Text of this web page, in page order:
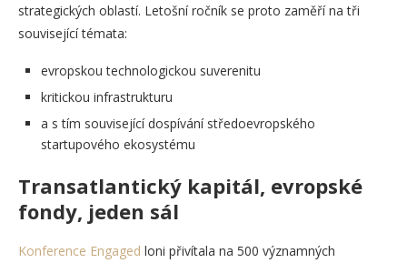
strategických oblastí. Letošní ročník se proto zaměří na tři
související témata:
evropskou technologickou suverenitu
kritickou infrastrukturu
a s tím související dospívání středoevropského
startupového ekosystému
Transatlantický kapitál, evropské
fondy, jeden sál
Konference Engaged loni přivítala na 500 významných